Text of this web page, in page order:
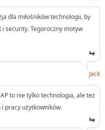
dla miłośników technologii, by
security. Tegoroczny motyw
Jack
to nie tylko technologia, ale też
pracy użytkowników.